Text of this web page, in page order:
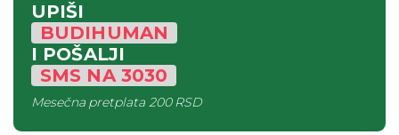
UPIŠI
BUDIHUMAN
I POŠALJI
SMS NA3030
Mesečna pretplata200 RSD